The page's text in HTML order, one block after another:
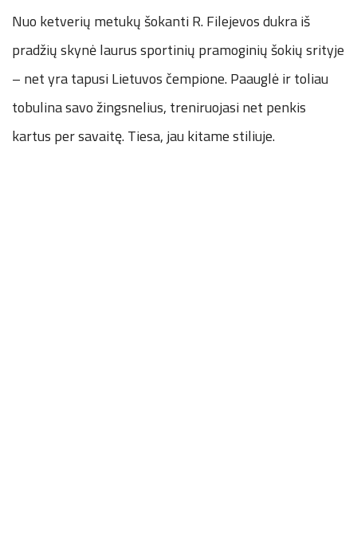
Nuo ketverių metukų šokanti R. Filejevos dukra iš
pradžių skynė laurus sportinių pramoginių šokių srityje
– net yra tapusi Lietuvos čempione. Paauglė ir toliau
tobulina savo žingsnelius, treniruojasi net penkis
kartus per savaitę. Tiesa, jau kitame stiliuje.